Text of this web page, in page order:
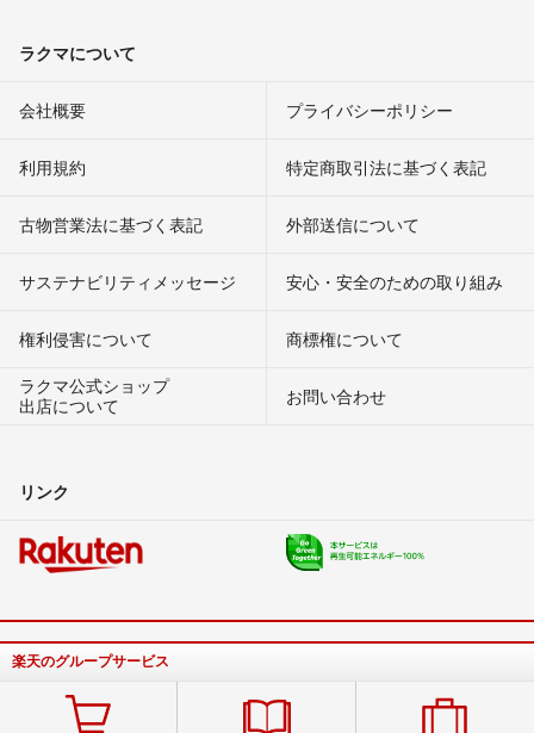
ラクマについて
会社概要 プライバシーポリシー
利用規約 特定商取引法に基づく表記
古物営業法に基づく表記 外部送信について
サステナビリティメッセージ 安心・安全のための取り組み
権利侵害について
商標権について
ラクマ公式ショップ
出店について
お問い合わせ
リンク
楽天のグループサービス